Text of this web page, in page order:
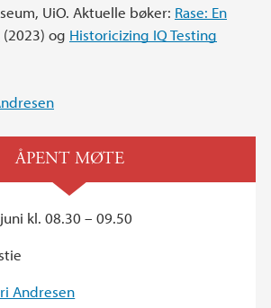
UiO. Aktuelle bøker: Rase: En
(2023) og Historicizing IQ Testing
ÅPENT MØTE
kl. 08.30 – 09.50
Andresen